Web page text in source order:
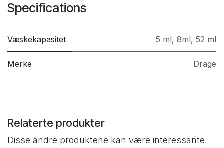
Specifications
Væskekapasitet 5 ml, 8ml, 52 ml
Merke Drage
Relaterte produkter
Disse andre produktene kan være interessante